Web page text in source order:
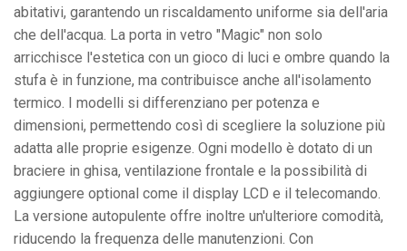
abitativi, garantendo un riscaldamento uniforme sia dell'aria
che dell'acqua. La porta in vetro "Magic" non solo
arricchisce l'estetica con un gioco di luci e ombre quando la
stufa è in funzione, ma contribuisce anche all'isolamento
termico. I modelli si differenziano per potenza e
dimensioni, permettendo così di scegliere la soluzione più
adatta alle proprie esigenze. Ogni modello è dotato di un
braciere in ghisa, ventilazione frontale e la possibilità di
aggiungere optional come il display LCD e il telecomando.
La versione autopulente offre inoltre un'ulteriore comodità,
riducendo la frequenza delle manutenzioni. Con